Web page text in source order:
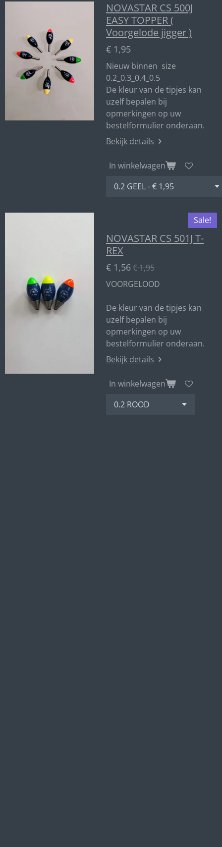
NOVASTAR CS 500J
EASY TOPPER (
Voorgelode jigger )
€ 1,95
Nieuw binnen size
0.2_0.3_0.4_0.5
De kleur van de tipjes kan
uzelf bepalen bij
opmerkingen op uw
bestelformulier onderaan.
Bekijk details
In winkelwagen
Sale!
NOVASTAR CS 501J T-
REX
€ 1,56€ 1,95
VOORGELOOD
De kleur van de tipjes kan
uzelf bepalen bij
opmerkingen op uw
bestelformulier onderaan.
Bekijk details
In winkelwagen